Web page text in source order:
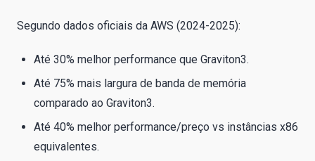
Segundo dados oficiais da AWS (2024-2025):
Até 30% melhor performance que Graviton3.
Até 75% mais largura de banda de memória
comparado ao Graviton3.
Até 40% melhor performance/preço vs instâncias x86
equivalentes.